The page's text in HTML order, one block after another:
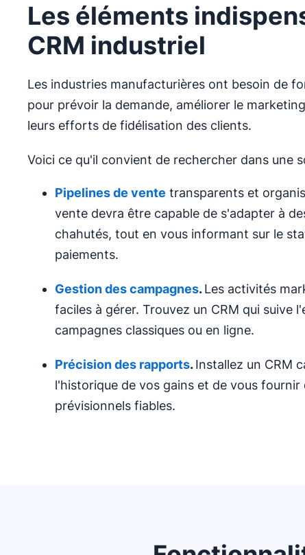
Les éléments
CRM industriel
Les industries manufacturières ont besoin de
pour prévoir la demande, améliorer le
leurs efforts de fidélisation des clients.
Voici ce qu'il convient de rechercher dans une
Pipelines de vente transparents et
vente devra être capable de s'adapter à
chahutés, tout en vous informant sur le
paiements.
Gestion des campagnes.Les activités
faciles à gérer. Trouvez un CRM qui suive
campagnes classiques ou en ligne.
Précision des rapports.Installez un CRM
l'historique de vos gains et de vous
prévisionnels fiables.